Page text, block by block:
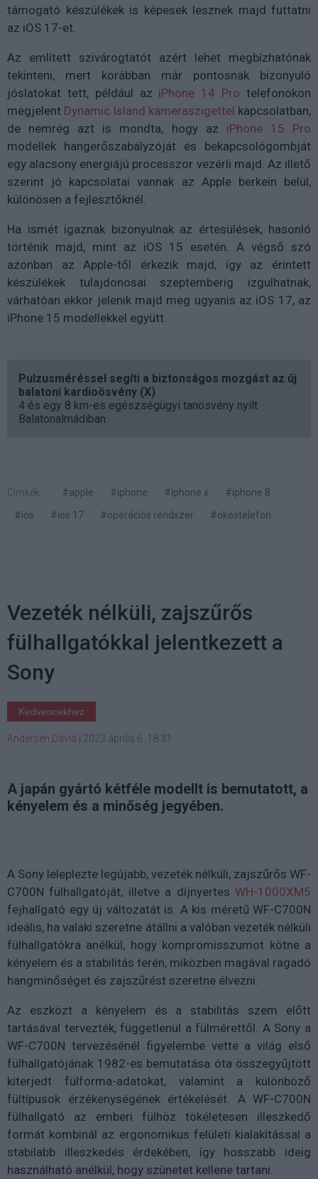
támogató készülékek is képesek lesznek majd futtatni
az iOS 17-et.
Az említett szivárogtatót azért lehet megbízhatónak
tekinteni, mert korábban már pontosnak bizonyuló
jóslatokat tett, például az iPhone 14 Pro telefonokon
megjelent Dynamic Island kameraszigettel kapcsolatban,
de nemrég azt is mondta, hogy az iPhone 15 Pro
modellek hangerőszabályzóját és bekapcsológombját
egy alacsony energiájú processzor vezérli majd. Az illető
szerint jó kapcsolatai vannak az Apple berkein belül,
különösen a fejlesztőknél.
Ha ismét igaznak bizonyulnak az értesülések, hasonló
történik majd, mint az iOS 15 esetén. A végső szó
azonban az Apple-től érkezik majd, így az érintett
készülékek tulajdonosai szeptemberig izgulhatnak,
várhatóan ekkor jelenik majd meg ugyanis az iOS 17, az
iPhone 15 modellekkel együtt.
Pulzusméréssel segíti a biztonságos mozgást az új
balatoni kardioösvény (X)
4 és egy 8 km-es egészségügyi tanösvény nyílt
Balatonalmádiban.
Címkék: #apple #iphone #iphone x
#iphone 8
#ios
#ios 17 #operációs rendszer #okostelefon
Vezeték nélküli, zajszűrős
fülhallgatókkal jelentkezett a
Sony
Kedvencekhez
Andersen Dávid 2023 április 6. 18:31
A japán gyártó kétféle modellt is bemutatott, a
kényelem és a minőség jegyében.
A Sony leleplezte legújabb, vezeték nélküli, zajszűrős WF-
C700N fülhallgatóját, illetve a díjnyertes WH-1000XM5
fejhallgató egy új változatát is. A kis méretű WF-C700N
ideális, ha valaki szeretne átállni a valóban vezeték nélküli
fülhallgatókra anélkül, hogy kompromisszumot kötne a
kényelem és a stabilitás terén, miközben magával ragadó
hangminőséget és zajszűrést szeretne élvezni.
Az eszközt a kényelem és a stabilitás szem előtt
tartásával tervezték, függetlenül a fülmérettől. A Sony a
WF-C700N tervezésénél figyelembe vette a világ első
fülhallgatójának 1982-es bemutatása óta összegyűjtött
kiterjedt fülforma-adatokat, valamint a különböző
fültípusok érzékenységének értékelését. A WF-C700N
fülhallgató az emberi fülhöz tökéletesen illeszkedő
formát kombinál az ergonomikus felületi kialakítással a
stabilabb illeszkedés érdekében, így hosszabb ideig
használható anélkül, hogy szünetet kellene tartani.